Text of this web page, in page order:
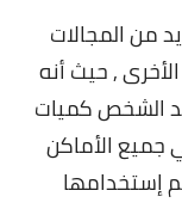
من المجالات
, حيث أنه
الشخص كميات
الأماكن
إستخدامها